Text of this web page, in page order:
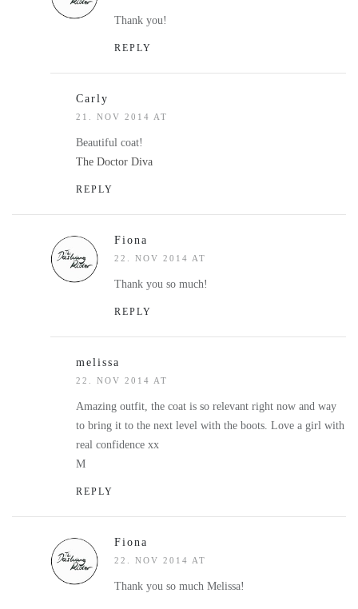
Thank you!
REPLY
Carly
21. NOV 2014 AT
Beautiful coat!
The Doctor Diva
REPLY
Fiona
22. NOV 2014 AT
Thank you so much!
REPLY
melissa
22. NOV 2014 AT
Amazing outfit, the coat is so relevant right now and way
to bring it to the next level with the boots. Love a girl with
real confidence xx
M
REPLY
Fiona
22. NOV 2014 AT
Thank you so much Melissa!